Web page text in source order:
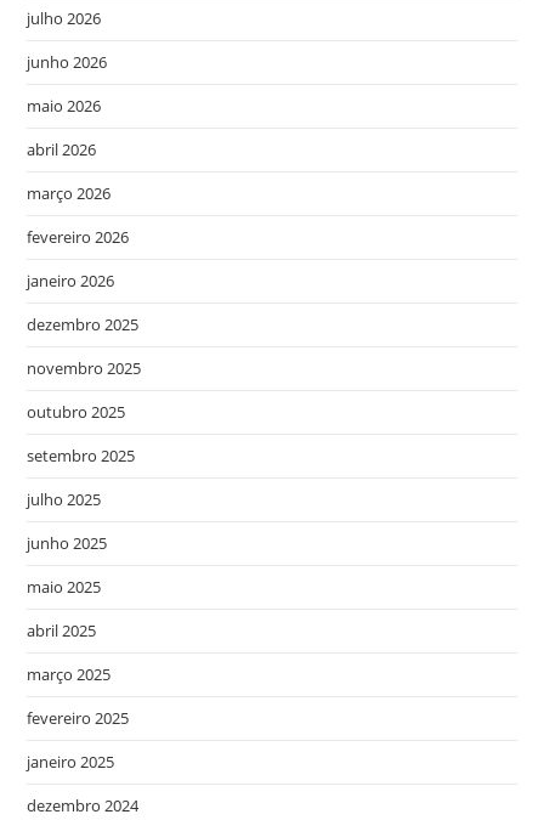
julho 2026
junho 2026
maio 2026
abril 2026
março 2026
fevereiro 2026
janeiro 2026
dezembro 2025
novembro 2025
outubro 2025
setembro 2025
julho 2025
junho 2025
maio 2025
abril 2025
março 2025
fevereiro 2025
janeiro 2025
dezembro 2024